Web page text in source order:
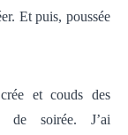
Et puis, poussée
et couds des
de soirée. J’ai